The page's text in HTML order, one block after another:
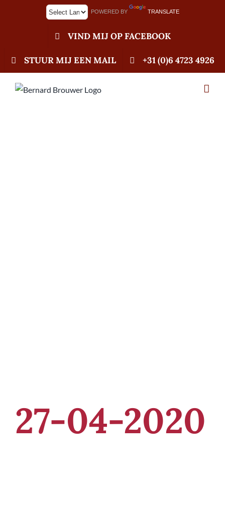
POWERED BY TRANSLATE
VIND MIJ OP FACEBOOK
STUUR MIJ EEN MAIL +31 (0)6 4723 4926
27-04-2020